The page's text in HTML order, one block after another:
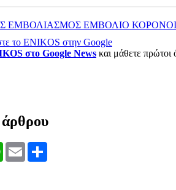
ΕΜΒΟΛΙΑΣΜΟΣ ΕΜΒΟΛΙΟ
το ENIKOS στην Google
στο Google News και μάθετε πρώτοι
WhatsApp
Email